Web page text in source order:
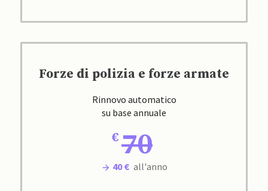
Forze di polizia e forze armate
Rinnovo automatico
su base annuale
70
40 € all'anno